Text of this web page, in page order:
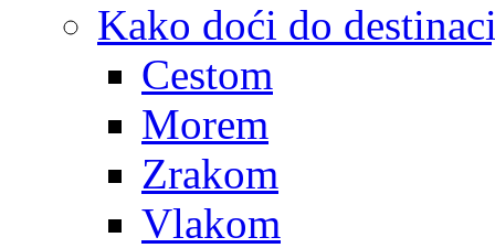
Kako doći do
Cestom
Morem
Zrakom
Vlakom